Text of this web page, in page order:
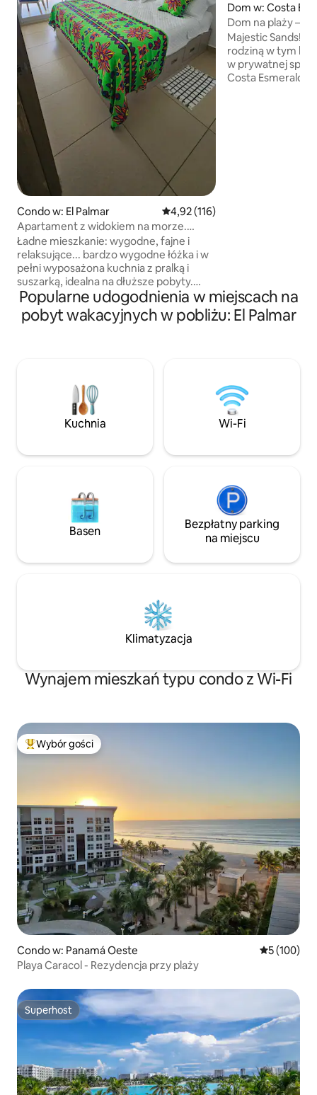
Condo w: El Palmar Średnia ocena: 4,92 na 5, liczba
4,92 (116)
Apartament z widokiem na morze.
Wspaniały widok na Pacyfik
Ładne mieszkanie: wygodne, fajne i
relaksujące... bardzo wygodne łóżka i w
pełni wyposażona kuchnia z pralką i
suszarką, idealna na dłuższe pobyty.
Apartament z 3 dużymi basenami
i jednym dla dzieci, boiskiem do
siatkówki, miejscem do grillowania,
supermarkety i placówki handlowe.
Akceptujemy zwierzęta tylko w
przypadku pobytów dłuższych niż 15
Dom w: Costa
Dom na plaży –
i jacuzzi –
Majestic Sands!
rodziną w tym
w prywatnej
Costa Esmeralda,
Popularne udogodnienia w miejscach na
pobyt wakacyjnych w pobliżu: El Palmar
Kuchnia Wi-Fi
Basen
Bezpłatny parking
na miejscu
Klimatyzacja
Wynajem mieszkań typu condo z Wi-Fi
Najpopularniejsze z kategorii Wybór gości
Wybór gości
Condo w: Panamá Oeste Średnia
5 (100)
Playa Caracol - Rezydencja przy plaży
Superhost
Superhost